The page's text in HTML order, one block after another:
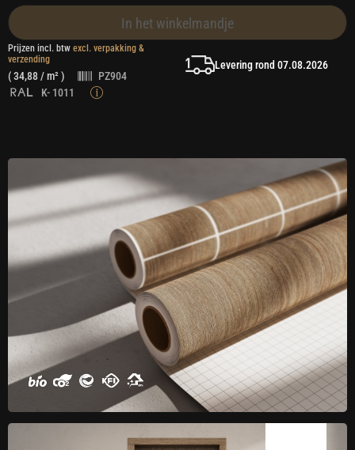
In het winkelmandje
Prijzen incl. btw excl. verpakking &
verzending
(34,88/ m² )
PZ904
K- 1011
Levering rond 07.08.2026